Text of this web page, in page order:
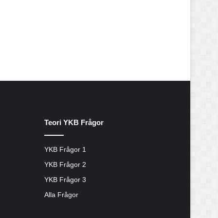
Teori YKB Frågor
YKB Frågor 1
YKB Frågor 2
YKB Frågor 3
Alla Frågor